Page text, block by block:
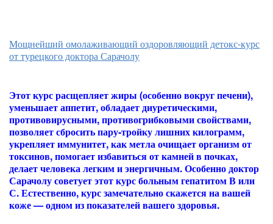
Мощнейший омолаживающий оздоровляющий детокс-курс
от турецкого доктора Сарачолу
Этот курс расщепляет жиры (особенно вокруг печени),
уменьшает аппетит, обладает диуретическими,
противовирусными, противогрибковыми свойствами,
позволяет сбросить пару-тройку лишних килограмм,
укрепляет иммунитет, как метла очищает организм от
токсинов, помогает избавиться от камней в почках,
делает человека легким и энергичным. Особенно доктор
Сарачолу советует этот курс больным гепатитом В или
С. Естественно, курс замечательно скажется на вашей
коже — одном из показателей вашего здоровья.